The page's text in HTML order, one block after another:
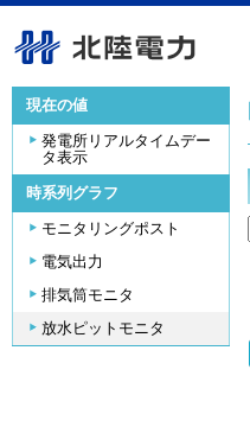
現在の値
発電所リアルタイムデー
タ表示
時系列グラフ
モニタリングポスト
電気出力
排気筒モニタ
放水ピットモニタ